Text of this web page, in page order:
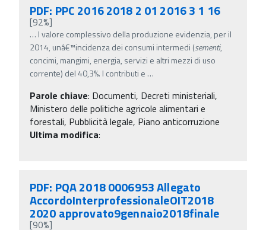
PDF: PPC 2016 2018 2 01 2016 3 1 16
[92%]
… l valore complessivo della produzione evidenzia, per il
2014, unâ€™incidenza dei consumi intermedi (sementi,
concimi, mangimi, energia, servizi e altri mezzi di uso
corrente) del 40,3%. I contributi e …
Parole chiave: Documenti, Decreti ministeriali,
Ministero delle politiche agricole alimentari e
forestali, Pubblicità legale, Piano anticorruzione
Ultima modifica:
PDF: PQA 2018 0006953 Allegato
AccordoInterprofessionaleOIT2018
2020 approvato9gennaio2018finale
[90%]